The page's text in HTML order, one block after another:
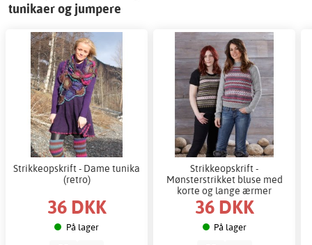
tunikaer og jumpere
Strikkeopskrift - Dame tunika
(retro)
36 DKK
På lager
Strikkeopskrift -
Mønsterstrikket bluse med
korte og lange ærmer
36 DKK
På lager